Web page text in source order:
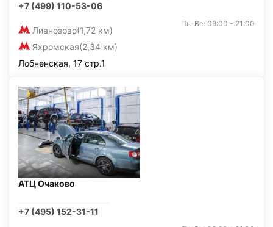
+7 (499) 110-53-06
Лианозово(1,72 км)
Яхромская(2,34 км)
Пн-Вс: 09:00 - 21:00
Лобненская, 17 стр.1
АТЦ Очаково
+7 (495) 152-31-11